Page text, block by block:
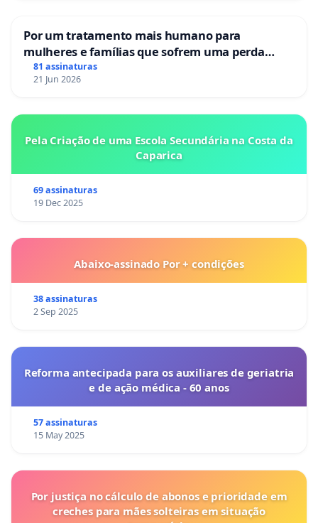
Por um tratamento mais humano para
mulheres e famílias que sofrem uma perda
gestacional nos hospitais portugueses
81 assinaturas
21 Jun 2026
Pela Criação de uma Escola Secundária na Costa da
Caparica
69 assinaturas
19 Dec 2025
Abaixo-assinado Por + condições
38 assinaturas
2 Sep 2025
Reforma antecipada para os auxiliares de geriatria
e de ação médica - 60 anos
57 assinaturas
15 May 2025
Por justiça no cálculo de abonos e prioridade em
creches para mães solteiras em situação